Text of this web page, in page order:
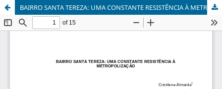
BAIRRO SANTA TEREZA: UMA CONSTANTE RESISTÊNCIA À METROPOLIZAÇÂO